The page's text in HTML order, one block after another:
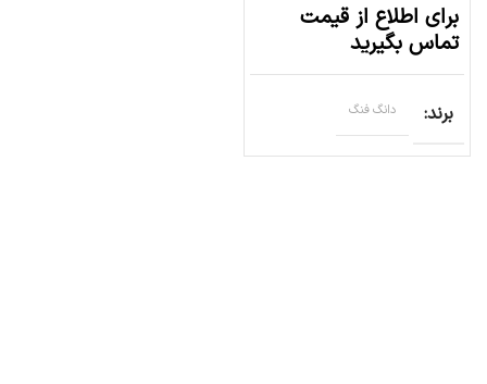
برای اطلاع از قیمت
تماس بگیرید
برند دانگ فنگ